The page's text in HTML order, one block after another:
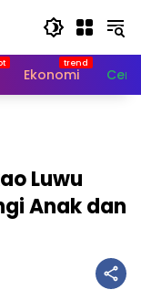
Ekonomi
Luwu
Anak dan